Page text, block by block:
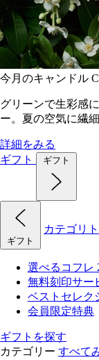
今月のキャンドル
グリーンで生彩感
ー。夏の空気に繊
詳細をみる
ギフト
ギフト
ギフト
カテゴリ
選べるコフレ
無料刻印サー
ベストセレク
会員限定特典
ギフトを探す
カテゴリー すべて